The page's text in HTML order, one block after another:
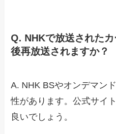
Q. NHKで放送された
後再放送されますか？
A. NHK BSやオンデマン
性があります。公式サイ
良いでしょう。